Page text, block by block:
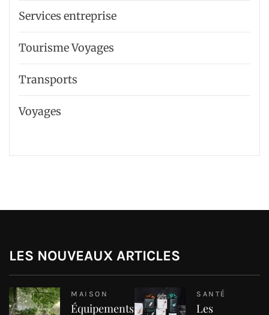
Services entreprise
Tourisme Voyages
Transports
Voyages
LES NOUVEAUX ARTICLES
MAISON
Équipements
SANTÉ
Les